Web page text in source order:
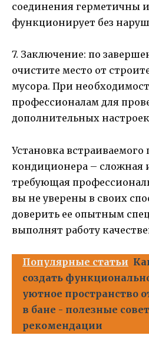
соединения герметичны
функционирует без
7. Заключение: по
очистите место от
мусора. При
профессионалам для
дополнительных
Установка встраиваемого
кондиционера – сложная
требующая
вы не уверены в своих
доверить ее опытным
выполнят работу
Популярные статьи
создать
уютное пространство
в бане - полезные
рекомендации